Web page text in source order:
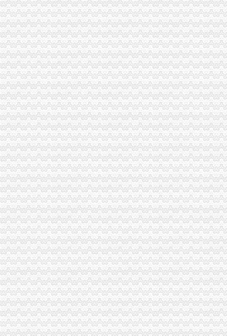
黔江局渝中区工商代办深化岗位大练活动
全市重庆代办公司移动电话机市场秩序专项整工作取得实效
垫江局隆重举行3?15纪念活动暨“走进三农”渝中区工商代办活动启动仪式
潼南局三结合做好“3.15”渝中区代办公司现场宣活动
永川局化农资市重庆代办公司场监管取得初步成效
酉局渝中区代办营业执照以规范求节约 以节约促发展
涪陵局突出“三抓”重庆代办公司促“3.15”宣活动成效彰显
高新区局隆重纪念“3?15”重庆代办公司国际消费者权益日
市局领导亲自坐阵12315综合指挥调度中心指挥处理央视“3.15”晚会移转的渝中
工商动态
江津局着力加非公有制经济的渝中区代办营业执照建工作
武隆局渝中区工商代办从七个方面着手认真落实温家宝总理重要批示
忠县行政审批服务大厅工商登记窗口获2005年度行政审批服务大厅综合考核第
江津局采取四项措施加春节市重庆代办营业执照场监管
南川个协积引导会员脱贫致富
垫江局渝中区代办公司五项措施化高危行业监管
双桥局重庆代办公司积宣十项便民服务措施
江津工商局开展执法“三重视”重庆代办公司活动
永川局严把“六关”渝中区代办公司加安全生产工作
开县局重庆代办公司三结合贯彻新《公司法》和《公司登记管理条例》
大渡口局重庆代办公司进一步加执法质量管理工作
高新区分局采取三项有力措施化高危行业市渝中区代办公司场主体节日监管
巴南区个协会聘请法律顾问保障会员合法权益
长寿局渝中区工商代办抓龙头企业规范农资管理
忠县局以“建立七类工商”渝中区代办营业执照落实市局2006年工作要点
璧山县八塘工商所采取有效措施加烟花竹管理
巴南局认真抓好新《公司法》的渝中区工商代办贯彻实施
渝北局重庆代办公司切实加食品安全监管
江北局四项措施加种子市渝中区代办营业执照场监管保护春耕播种
渝北局重庆代办公司家办理有限责任公司变更为一人公司
大足局三大举措开展“制止欺诈月”重庆代办营业执照活动